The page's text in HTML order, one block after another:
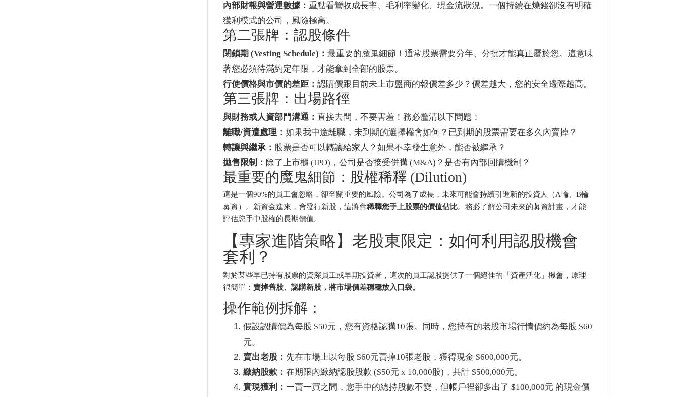
內部財報與營運數據：重點看營收成長率、毛利率變化、現金流狀況。一個持續在燒錢卻沒有明確
獲利模式的公司，風險極高。
第二張牌：認股條件
閉鎖期 (Vesting Schedule)：最重要的魔鬼細節！通常股票需要分年、分批才能真正屬於您。這意味
著您必須待滿約定年限，才能拿到全部的股票。
行使價格與市價的差距：認購價跟目前未上市盤商的報價差多少？價差越大，您的安全邊際越高。
第三張牌：出場路徑
與財務或人資部門溝通： 直接去問，不要害羞！務必釐清以下問題：
離職/資遣處理：如果我中途離職，未到期的選擇權會如何？已到期的股票需要在多久內賣掉？
轉讓與繼承： 股票是否可以轉讓給家人？如果不幸發生意外，能否被繼承？
拋售限制： 除了上市櫃 (IPO)，公司是否接受併購 (M&A)？是否有內部回購機制？
最重要的魔鬼細節：股權稀釋 (Dilution)
這是一個90%的員工會忽略，卻至關重要的風險。公司為了成長，未來可能會持續引進新的投資人（A輪、B輪
募資）。新資金進來，會發行新股，這將會稀釋您手上股票的價值佔比。務必了解公司未來的募資計畫，才能
評估您手中股權的長期價值。
【專家進階策略】老股東限定：如何利用認股機會
套利？
對於某些早已持有股票的資深員工或早期投資者，這次的員工認股提供了一個絕佳的「資產活化」機會，原理
很簡單： 賣掉舊股、認購新股，將市場價差穩穩放入口袋。
操作範例拆解：
假設認購價為每股 $50元，您有資格認購10張。同時，您持有的老股市場行情價約為每股 $60
元。
賣出老股： 先在市場上以每股 $60元賣掉10張老股，獲得現金 $600,000元。
繳納股款：在期限內繳納認股股款 ($50元 x 10,000股)，共計 $500,000元。
實現獲利：一賣一買之間，您手中的總持股數不變，但帳戶裡卻多出了 $100,000元 的現金價